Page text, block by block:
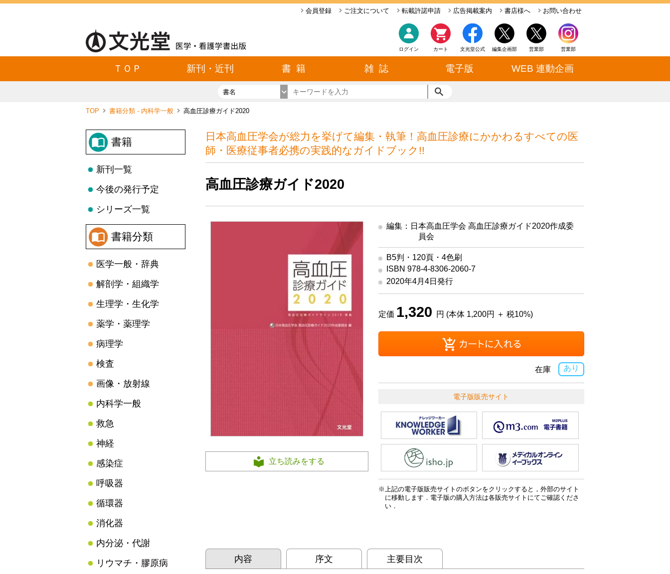
お問い合わせ
書店様へ
広告掲載案内
転載許諾申請
ご注文について
会員登録
営業部
営業部
編集企画部
文光堂公式
カート
ログイン
ＴＯＰ 新刊・近刊 書 籍 雑 誌 電子版 WEB 連動企画
書名
TOP 書籍分類 - 内科学一般 高血圧診療ガイド2020
書籍
新刊一覧
今後の発行予定
シリーズ一覧
書籍分類
医学一般・辞典
解剖学・組織学
生理学・生化学
薬学・薬理学
病理学
検査
画像・放射線
内科学一般
救急
神経
感染症
呼吸器
循環器
消化器
内分泌・代謝
リウマチ・膠原病
日本高血圧学会が総力を挙げて編集・執筆！高血圧診療にかかわるすべての医
師・医療従事者必携の実践的なガイドブック!!
高血圧診療ガイド2020
立ち読みをする
編集：日本高血圧学会 高血圧診療ガイド2020作成委
員会
B5判・120頁・4色刷
ISBN 978-4-8306-2060-7
2020年4月4日発行
定価 1,320 円 (本体 1,200円 ＋ 税10%)
あり
在庫
電子版販売サイト
上記の電子版販売サイトのボタンをクリックすると，外部のサイト
に移動します．電子版の購入方法は各販売サイトにてご確認くださ
い．
内容 序文 主要目次